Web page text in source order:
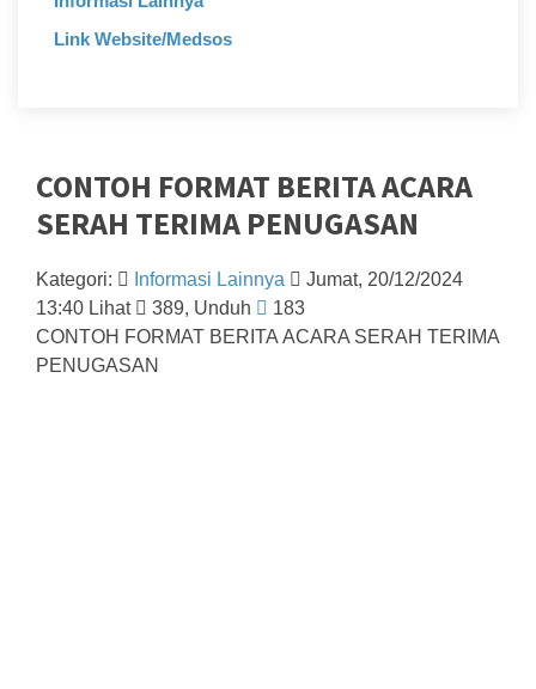
Link Website/Medsos
CONTOH FORMAT BERITA ACARA
SERAH TERIMA PENUGASAN
Kategori: Informasi Lainnya
Jumat, 20/12/2024
13:40 Lihat
389, Unduh
183
CONTOH FORMAT BERITA ACARA SERAH TERIMA
PENUGASAN